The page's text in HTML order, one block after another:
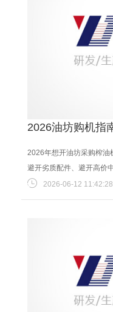
2026油坊购机指
2026年想开油坊采购榨油
避开劣质配件、避开高价
先选择辉县市英达机械源
2026-06-12 11:42:28